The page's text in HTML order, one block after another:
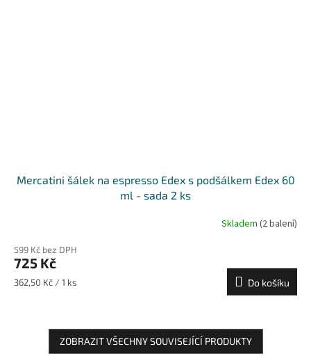
Mercatini šálek na espresso Edex s podšálkem Edex 60
ml - sada 2 ks
Skladem (2 balení)
599 Kč bez DPH
725 Kč
Měrná
362,50 Kč / 1 ks Do košíku
ZOBRAZIT VŠECHNY SOUVISEJÍCÍ PRODUKTY